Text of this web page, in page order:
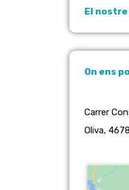
El
On ens
Carrer
Oliva,